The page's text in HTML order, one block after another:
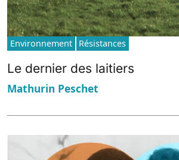
Environnement Résistances
Le dernier des laitiers
Mathurin Peschet